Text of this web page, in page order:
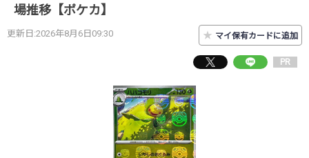
場推移【ポケカ】
更新日:2026年8月6日09:30 ★ マイ保有カードに追加
PR